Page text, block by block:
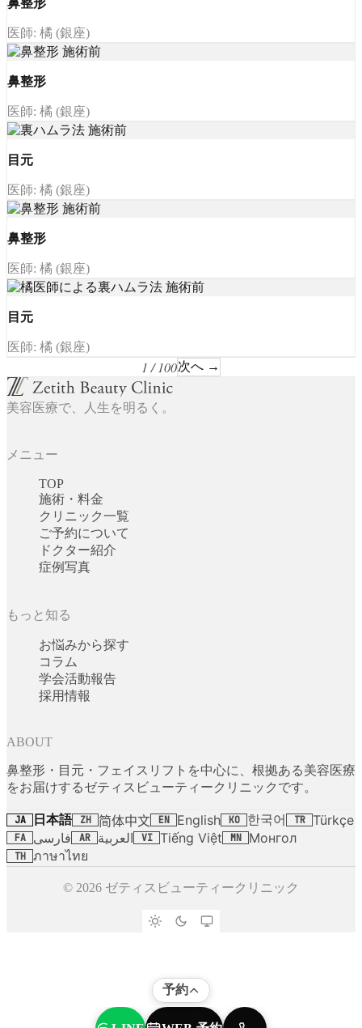
鼻整形
医師: 橘 (銀座)
鼻整形
医師: 橘 (銀座)
目元
医師: 橘 (銀座)
鼻整形
医師: 橘 (銀座)
目元
医師: 橘 (銀座)
1 / 100次へ →
美容医療で、人生を明るく。
メニュー
TOP
施術・料金
クリニック一覧
ご予約について
ドクター紹介
症例写真
もっと知る
お悩みから探す
コラム
学会活動報告
採用情報
ABOUT
鼻整形・目元・フェイスリフトを中心に、根拠ある美容医療
をお届けするゼティスビューティークリニックです。
JA 日本語 ZH 简体中文 EN English KO 한국어 TR Türkçe
FA فارسی AR العربية VI Tiếng Việt MN Монгол
TH ภาษาไทย
© 2026 ゼティスビューティークリニック
予約